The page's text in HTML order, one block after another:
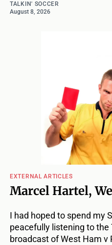
TALKIN' SOCCER
August 8, 2026
EXTERNAL ARTICLES
Marcel Hartel,
I had hoped to spend my
peacefully listening to the
broadcast of West Ham v